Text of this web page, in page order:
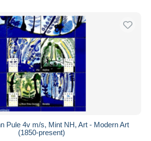
Pule 4v m/s, Mint NH, Art - Modern Art
(1850-present)